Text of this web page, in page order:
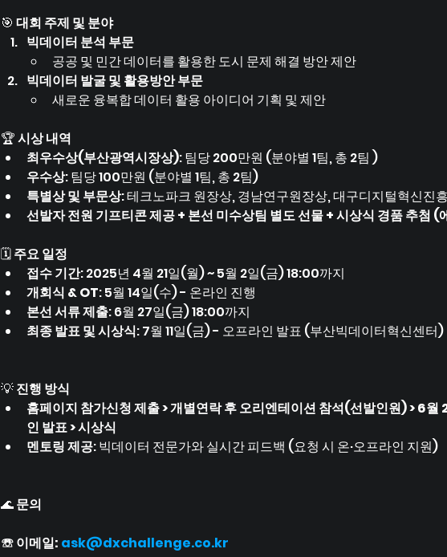
🎯 대회 주제 및 분야
빅데이터 분석 부문
공공 및 민간 데이터를 활용한 도시 문제 해결 방안 제안
빅데이터 발굴 및 활용방안 부문
새로운 융복합 데이터 활용 아이디어 기획 및 제안
🏆 시상 내역
최우수상(부산광역시장상): 팀당 200만원 (분야별 1팀, 총 2팀 )
우수상: 팀당 100만원 (분야별 1팀, 총 2팀)
특별상 및 부문상: 테크노파크 원장상, 경남연구원장상, 대구디지털혁신진
선발자 전원 기프티콘 제공 + 본선 미수상팀 별도 선물 + 시상식 경품 추첨
🗓️ 주요 일정
접수 기간: 2025년 4월 21일(월) ~ 5월 2일(금) 18:00까지
개회식 & OT: 5월 14일(수) - 온라인 진행
본선 서류 제출: 6월 27일(금) 18:00까지
최종 발표 및 시상식: 7월 11일(금) - 오프라인 발표 (부산빅데이터혁신센터)
💡 진행 방식
홈페이지 참가신청 제출 > 개별연락 후 오리엔테이션 참석(선발인원) > 6월
인 발표 > 시상식
멘토링 제공: 빅데이터 전문가와 실시간 피드백 (요청 시 온·오프라인 지원)
🌊 문의
☏ 이메일: ask@dxchallenge.co.kr